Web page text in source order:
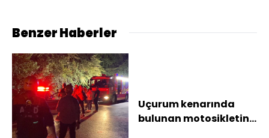
Benzer Haberler
Uçurum kenarında
bulunan motosikletin